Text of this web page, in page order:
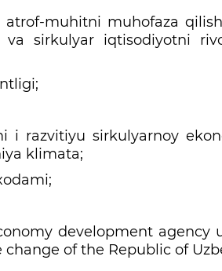
atrof-muhitni muhofaza
va sirkulyar iqtisodiyotni
i razvitiyu sirkulyarnoy
klimata;
development agency
of the Republic of